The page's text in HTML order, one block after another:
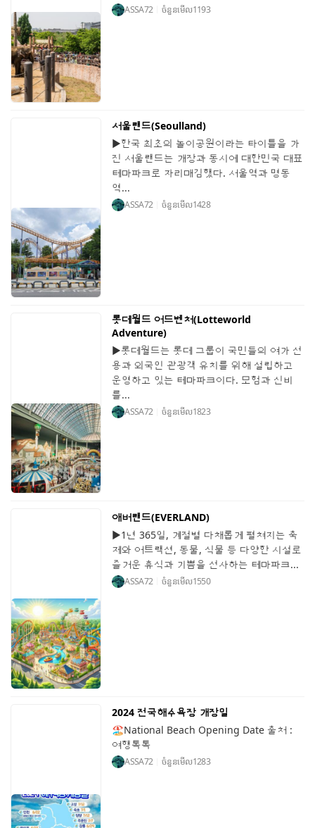
ASSA72 ចំនួនមើល1193
서울랜드(Seoulland)
▶한국 최초의 놀이공원이라는 타이틀을 가
진 서울랜드는 개장과 동시에 대한민국 대표
테마파크로 자리매김했다. 서울역과 명동
역...
ASSA72 ចំនួនមើល1428
롯데월드 어드벤처(Lotteworld
Adventure)
▶롯데월드는 롯데 그룹이 국민들의 여가 선
용과 외국인 관광객 유치를 위해 설립하고
운영하고 있는 테마파크이다. 모험과 신비
를...
ASSA72 ចំនួនមើល1823
애버랜드(EVERLAND)
▶1년 365일, 계절별 다채롭게 펼쳐지는 축
제와 어트랙션, 동물, 식물 등 다양한 시설로
즐거운 휴식과 기쁨을 선사하는 테마파크...
ASSA72 ចំនួនមើល1550
2024 전국해수욕장 개장일
🏖️National Beach Opening Date 출처 :
여행톡톡
ASSA72 ចំនួនមើល1283